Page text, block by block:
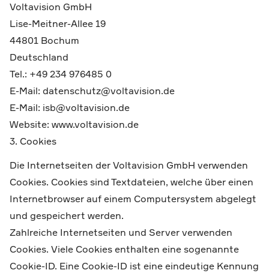
Voltavision GmbH
Lise-Meitner-Allee 19
44801 Bochum
Deutschland
Tel.: +49 234 976485 0
E-Mail: datenschutz@voltavision.de
E-Mail: isb@voltavision.de
Website: www.voltavision.de
3. Cookies
Die Internetseiten der Voltavision GmbH verwenden
Cookies. Cookies sind Textdateien, welche über einen
Internetbrowser auf einem Computersystem abgelegt
und gespeichert werden.
Zahlreiche Internetseiten und Server verwenden
Cookies. Viele Cookies enthalten eine sogenannte
Cookie-ID. Eine Cookie-ID ist eine eindeutige Kennung